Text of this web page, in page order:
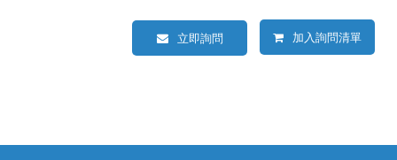
立即詢問 加入詢問清單